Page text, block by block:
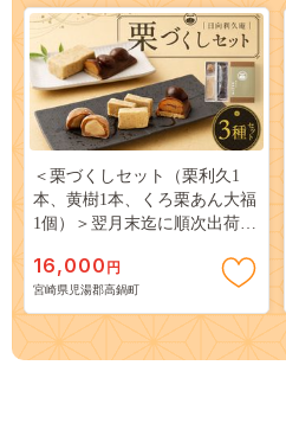
＜栗づくしセット（栗利久1
本、黄樹1本、くろ栗あん大福
1個）＞翌月末迄に順次出荷
16,000 円
宮崎県児湯郡高鍋町